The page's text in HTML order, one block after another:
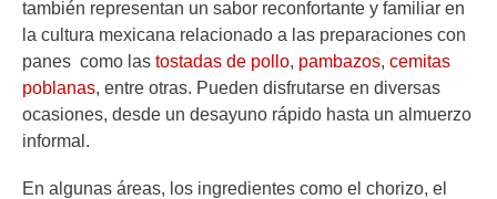
también representan un sabor reconfortante y familiar en
la cultura mexicana relacionado a las preparaciones con
panes como las tostadas de pollo, pambazos, cemitas
poblanas, entre otras. Pueden disfrutarse en diversas
ocasiones, desde un desayuno rápido hasta un almuerzo
informal.
En algunas áreas, los ingredientes como el chorizo, el